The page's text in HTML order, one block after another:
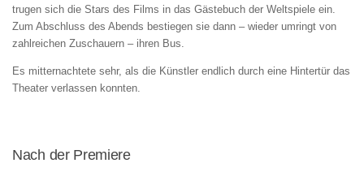
trugen sich die Stars des Films in das Gästebuch der Weltspiele ein.
Zum Abschluss des Abends bestiegen sie dann – wieder umringt von
zahlreichen Zuschauern – ihren Bus.
Es mitternachtete sehr, als die Künstler endlich durch eine Hintertür das
Theater verlassen konnten.
Nach der Premiere